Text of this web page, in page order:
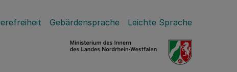
Gebärdensprache Leichte Sprache